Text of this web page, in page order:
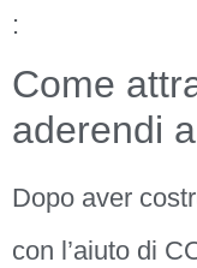
:
Come
aderendi
Dopo aver
con l’aiuto di